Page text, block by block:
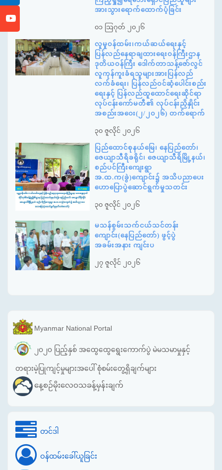
အားသွားရောက်ထောက်ပံ့ခြင်း
၀၁ ဩဂုတ် ၂၀၂၆
လူမှုဝန်ထမ်း၊ကယ်ဆယ်ရေးနှင့်
ပြန်လည်နေရာချထားရေးဝန်ကြီးဌာန
ဒုတိယဝန်ကြီး ဒေါက်တာသန့်ဇော်လွင်
လူကုန်ကူးခံရသူများအားပြန်လည်
လက်ခံရေး၊ ပြန်လည်ဝင်ဆံ့ပေါင်းစည်း
ရေးနှင့် ပြန်လည်ထူထောင်ရေးဆိုင်ရာ
လုပ်ငန်းကော်မတီ၏ လုပ်ငန်းညှိနှိုင်း
အစည်းအဝေး(၂/၂၀၂၆) တက်ရောက်
၃၀ ဇူလိုင် ၂၀၂၆
ပြည်ထောင်စုနယ်မြေ၊ နေပြည်တော်၊
ဇေယျာသီရိခရိုင်၊ ဇေယျာသီရိမြို့နယ်၊
စည်ပင်ကြီးကျေးရွာ
အ.ထ.က(ခွဲ)ကျောင်း၌ အသိပညာပေး
ဟောပြောပွဲဆောင်ရွက်မှုသတင်း
၃၀ ဇူလိုင် ၂၀၂၆
မသန်စွမ်းသက်ငယ်သင်တန်း
ကျောင်း(နေပြည်တော်) ဖွင့်ပွဲ
အခမ်းအနား ကျင်းပ
၂၇ ဇူလိုင် ၂၀၂၆
Myanmar National Portal
၂၀၂၀ ပြည့်နှစ် အထွေထွေရွေးကောက်ပွဲ မဲမသမာမှုနှင့်
တရားမဲ့ပြုကျင့်မှုများအပေါ် စုံစမ်းတွေ့ရှိချက်များ
နေ့စဉ်မိုးလေဝသခန့်မှန်းချက်
တင်ဒါ
ဝန်ထမ်းခေါ်ယူခြင်း